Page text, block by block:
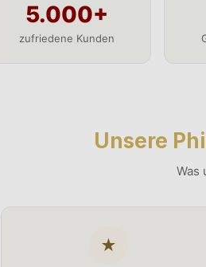
5.000+
zufriedene Kunden
Unsere
Was
★